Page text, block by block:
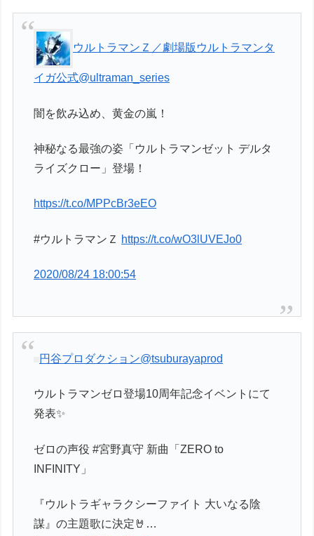
ウルトラマンＺ／劇場版ウルトラマンタ
イガ公式@ultraman_series
闇を飲み込め、黄金の嵐！
神秘なる最強の姿「ウルトラマンゼット デルタ
ライズクロー」登場！
https://t.co/MPPcBr3eEO
#ウルトラマンＺ https://t.co/wO3lUVEJo0
2020/08/24 18:00:54
円谷プロダクション@tsuburayaprod
ウルトラマンゼロ登場10周年記念イベントにて
発表✨
ゼロの声役 #宮野真守 新曲「ZERO to
INFINITY」
『ウルトラギャラクシーファイト 大いなる陰
謀』の主題歌に決定🤘…